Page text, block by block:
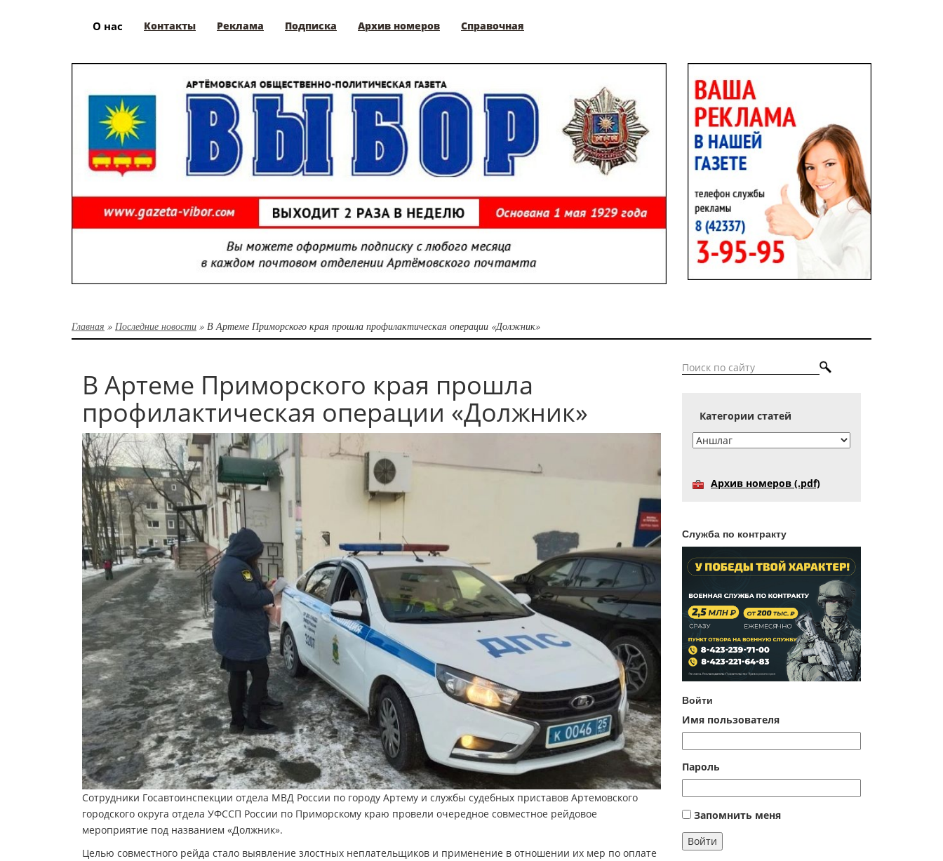
О нас Контакты Реклама Подписка Архив номеров Справочная
Главная » Последние новости » В Артеме Приморского края прошла профилактическая операции «Должник»
В Артеме Приморского края прошла
профилактическая операции «Должник»
Сотрудники Госавтоинспекции отдела МВД России по городу Артему и службы судебных приставов Артемовского
городского округа отдела УФССП России по Приморскому краю провели очередное совместное рейдовое
мероприятие под названием «Должник».
Целью совместного рейда стало выявление злостных неплательщиков и применение в отношении их мер по оплате
Категории статей
Архив номеров (.pdf)
Служба по контракту
Войти
Имя пользователя
Пароль
Запомнить меня
Войти